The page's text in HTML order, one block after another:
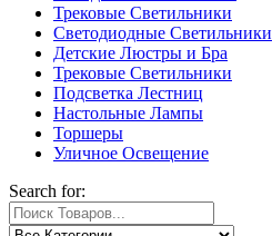
Трековые Светильники
Светодиодные Светильники
Детские Люстры и Бра
Трековые Светильники
Подсветка Лестниц
Настольные Лампы
Торшеры
Уличное Освещение
Search for: